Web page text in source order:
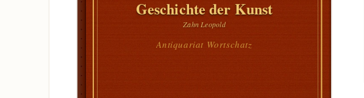
Geschichte der Kunst
Zahn Leopold
Antiquariat Wortschatz